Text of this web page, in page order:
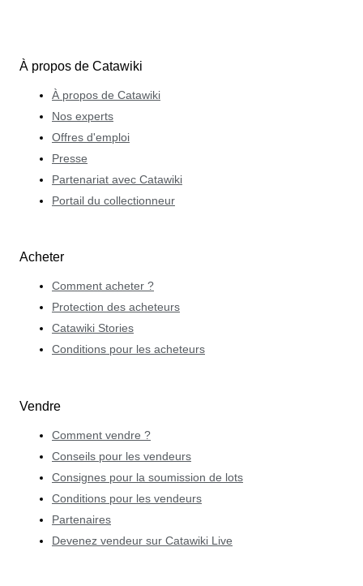
À propos de Catawiki
À propos de Catawiki
Nos experts
Offres d'emploi
Presse
Partenariat avec Catawiki
Portail du collectionneur
Acheter
Comment acheter ?
Protection des acheteurs
Catawiki Stories
Conditions pour les acheteurs
Vendre
Comment vendre ?
Conseils pour les vendeurs
Consignes pour la soumission de lots
Conditions pour les vendeurs
Partenaires
Devenez vendeur sur Catawiki Live